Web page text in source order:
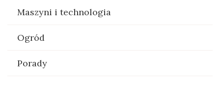
Maszyni i technologia
Ogród
Porady